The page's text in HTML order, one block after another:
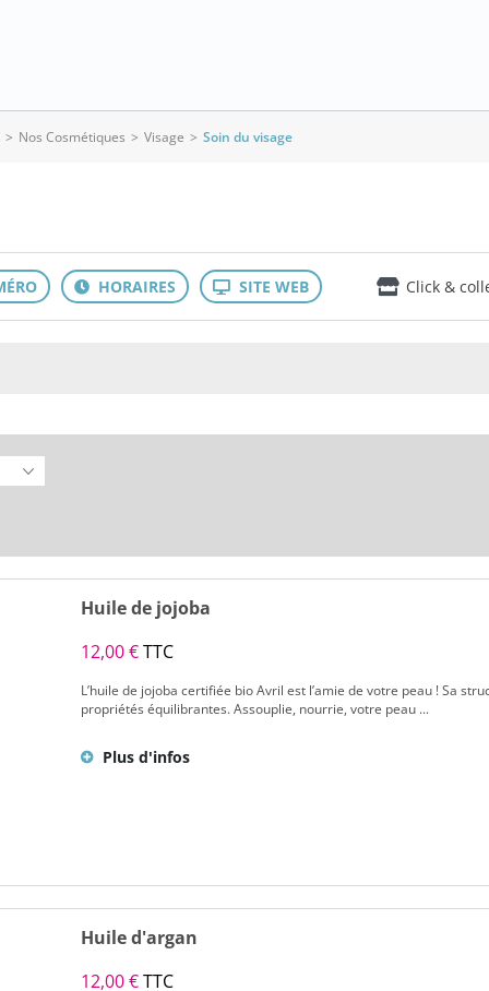
> Nos Cosmétiques > Visage > Soin du visage
Click &
Huile de jojoba
12,00 €TTC
L’huile de jojoba certifiée bio Avril est l’amie de votre peau ! Sa
propriétés équilibrantes. Assouplie, nourrie, votre peau ...
Plus d'infos
Huile d'argan
12,00 €TTC